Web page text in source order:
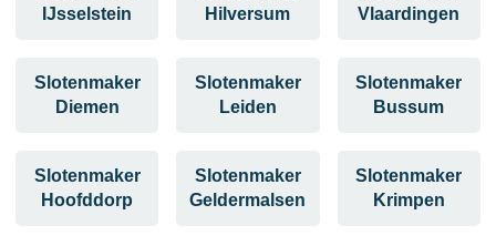
IJsselstein
Hilversum
Vlaardingen
Slotenmaker
Diemen
Slotenmaker
Leiden
Slotenmaker
Bussum
Slotenmaker
Hoofddorp
Slotenmaker
Geldermalsen
Slotenmaker
Krimpen